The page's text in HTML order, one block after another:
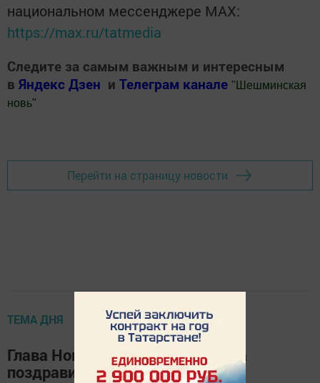
национальном мессенджере MАХ:
https://max.ru/tatmedia
Следите за самым важным и интересным
в Яндекс Дзен и Телеграм канале " Шешминская
новь"
Перейти на страницу новости
ТЕМА ДНЯ
Глава Новошешминского района
поздравил 90-летних юбиляров